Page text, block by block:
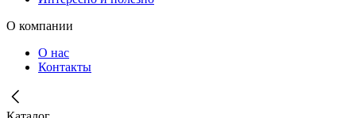
О компании
О нас
Контакты